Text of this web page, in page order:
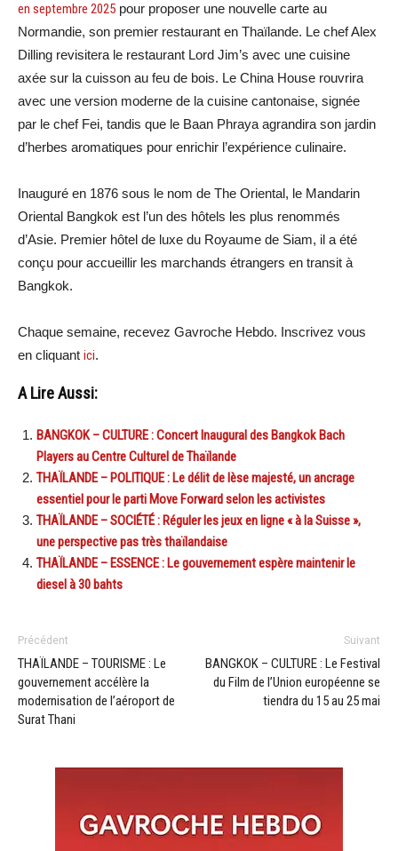
en septembre 2025 pour proposer une nouvelle carte au
Normandie, son premier restaurant en Thaïlande. Le chef Alex
Dilling revisitera le restaurant Lord Jim’s avec une cuisine
axée sur la cuisson au feu de bois. Le China House rouvrira
avec une version moderne de la cuisine cantonaise, signée
par le chef Fei, tandis que le Baan Phraya agrandira son jardin
d’herbes aromatiques pour enrichir l’expérience culinaire.
Inauguré en 1876 sous le nom de The Oriental, le Mandarin
Oriental Bangkok est l’un des hôtels les plus renommés
d’Asie. Premier hôtel de luxe du Royaume de Siam, il a été
conçu pour accueillir les marchands étrangers en transit à
Bangkok.
Chaque semaine, recevez Gavroche Hebdo. Inscrivez vous
en cliquant ici.
A Lire Aussi:
BANGKOK – CULTURE : Concert Inaugural des Bangkok Bach
Players au Centre Culturel de Thaïlande
THAÏLANDE – POLITIQUE : Le délit de lèse majesté, un ancrage
essentiel pour le parti Move Forward selon les activistes
THAÏLANDE – SOCIÉTÉ : Réguler les jeux en ligne « à la Suisse »,
une perspective pas très thaïlandaise
THAÏLANDE – ESSENCE : Le gouvernement espère maintenir le
diesel à 30 bahts
Précédent
THAÏLANDE – TOURISME : Le
gouvernement accélère la
modernisation de l’aéroport de
Surat Thani
Suivant
BANGKOK – CULTURE : Le Festival
du Film de l’Union européenne se
tiendra du 15 au 25 mai